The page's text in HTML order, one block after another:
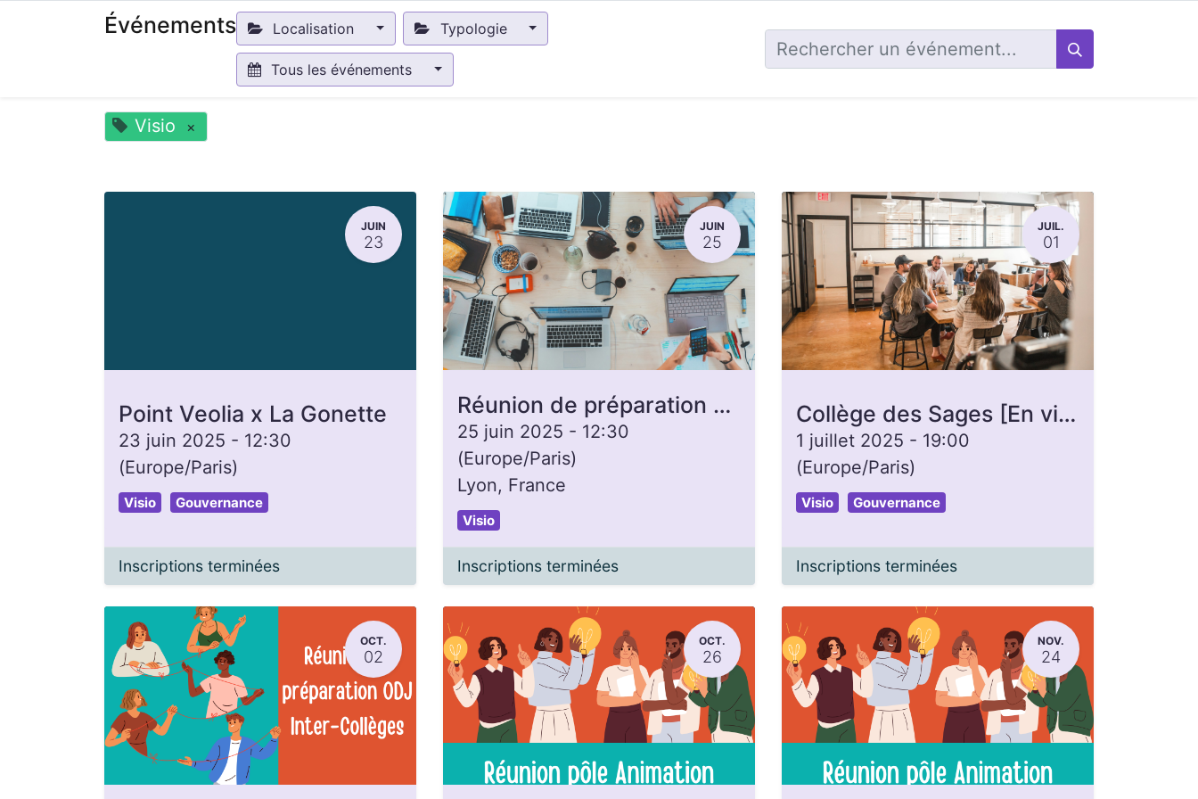
Événements Localisation Typologie
Tous les événements
Visio ×
JUIN
23
Point Veolia x La Gonette
23 juin 2025 - 12:30
(Europe/Paris)
Visio Gouvernance
Inscriptions terminées
JUIN
25
Réunion de préparation séminaire de rentrée
25 juin 2025 - 12:30
(Europe/Paris)
Lyon, France
Visio
Inscriptions terminées
JUIL.
01
Collège des Sages [En visio]- La Gonette
1 juillet 2025 - 19:00
(Europe/Paris)
Visio Gouvernance
Inscriptions terminées
OCT.
02
OCT.
26
NOV.
24